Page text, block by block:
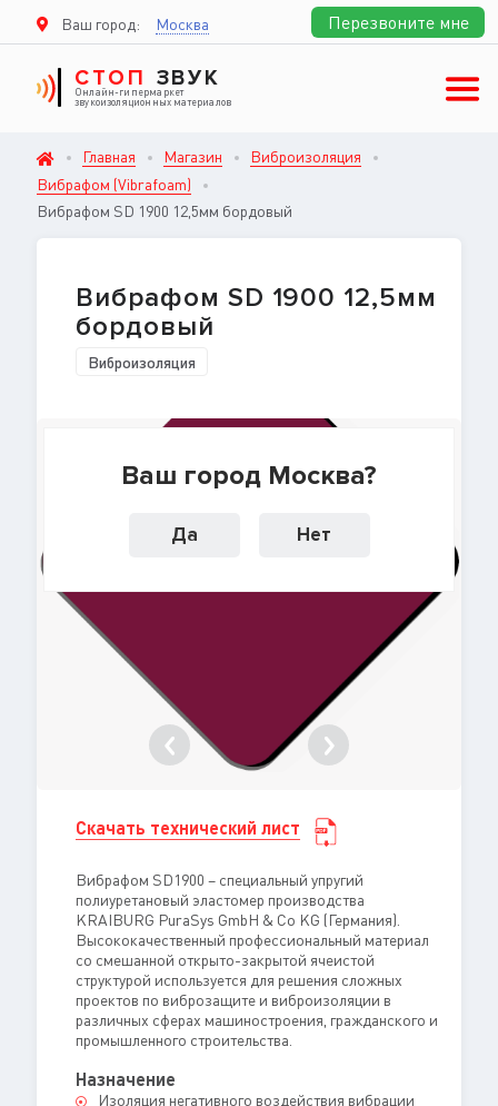
Ваш город: Москва
Ваш город Москва?
Да Нет
СТОП ЗВУК
Онлайн-гипермаркет
звукоизоляционных материалов
Перезвоните мне
Главная Магазин
Виброизоляция
Вибрафом (Vibrafoam)
Вибрафом SD 1900 12,5мм бордовый
Вибрафом SD 1900 12,5мм
бордовый
Виброизоляция
Скачать технический лист
Вибрафом SD1900 – специальный упругий
полиуретановый эластомер производства
KRAIBURG PuraSys GmbH & Co KG (Германия).
Высококачественный профессиональный материал
со смешанной открыто-закрытой ячеистой
структурой используется для решения сложных
проектов по виброзащите и виброизоляции в
различных сферах машиностроения, гражданского и
промышленного строительства.
Назначение
Изоляция негативного воздействия вибрации